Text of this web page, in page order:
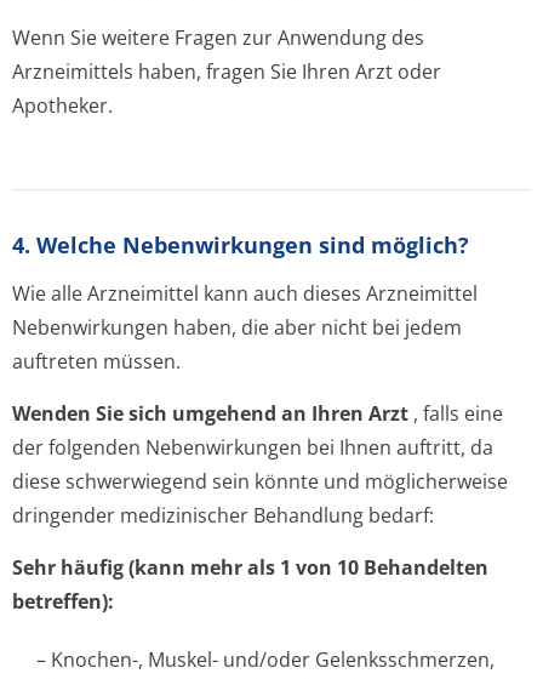
Wenn Sie weitere Fragen zur Anwendung des
Arzneimittels haben, fragen Sie Ihren Arzt oder
Apotheker.
4. Welche Nebenwirkungen sind möglich?
Wie alle Arzneimittel kann auch dieses Arzneimittel
Nebenwirkungen haben, die aber nicht bei jedem
auftreten müssen.
Wenden Sie sich umgehend an Ihren Arzt , falls eine
der folgenden Nebenwirkungen bei Ihnen auftritt, da
diese schwerwiegend sein könnte und möglicherweise
dringender medizinischer Behandlung bedarf:
Sehr häufig (kann mehr als 1 von 10 Behandelten
betreffen):
– Knochen-, Muskel- und/oder Gelenksschmerzen,